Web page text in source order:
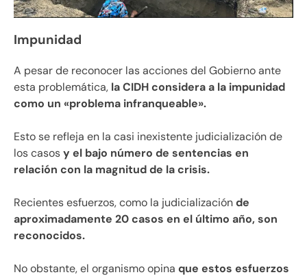
Impunidad
A pesar de reconocer las acciones del Gobierno ante
esta problemática, la CIDH considera a la impunidad
como un «problema infranqueable».
Esto se refleja en la casi inexistente judicialización de
los casosy el bajo número de sentencias en
relación con la magnitud de la crisis.
Recientes esfuerzos, como la judicializaciónde
aproximadamente 20 casos en el último año, son
reconocidos.
No obstante, el organismo opina que estos esfuerzos